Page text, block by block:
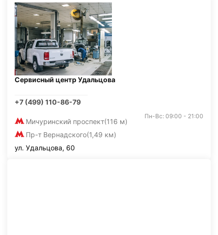
Сервисный центр Удальцова
+7 (499) 110-86-79
Мичуринский проспект(116 м)
Пр-т Вернадского(1,49 км)
Пн-Вс: 09:00 - 21:00
ул. Удальцова, 60